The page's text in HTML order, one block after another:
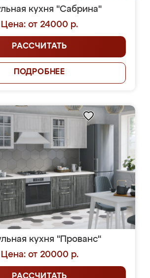
кухня "Сабрина"
Цена: от 24000 р.
РАССЧИТАТЬ
ПОДРОБНЕЕ
кухня "Прованс"
Цена: от 20000 р.